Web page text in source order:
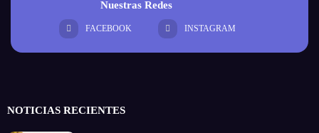
Nuestras Redes
FACEBOOK INSTAGRAM
NOTICIAS RECIENTES